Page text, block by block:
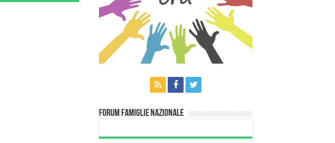
Forum Famiglie Nazionale